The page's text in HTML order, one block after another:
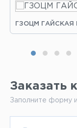
ГЗОЦМ ГАЙСКАЯ
Заказать
Заполните форму